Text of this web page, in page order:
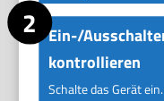
Ein-/
kontrollieren
Schalte das Gerät